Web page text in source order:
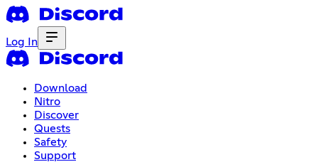
Log In
Download
Nitro
Discover
Quests
Safety
Support